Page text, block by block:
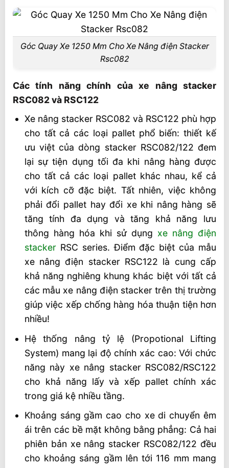
Thông số kỹ thuật xe nâng stacker RSC82
Kết luận về dòng xe nâng stacker RSC082
Góc Quay Xe 1250 Mm Cho Xe Nâng điện Stacker
Rsc082
Các tính năng chính của xe nâng stacker
RSC082 và RSC122
Xe nâng stacker RSC082 và RSC122 phù hợp
cho tất cả các loại pallet phổ biến: thiết kế
ưu việt của dòng stacker RSC082/122 đem
lại sự tiện dụng tối đa khi nâng hàng được
cho tất cả các loại pallet khác nhau, kể cả
với kích cỡ đặc biệt. Tất nhiên, việc không
phải đổi pallet hay đổi xe khi nâng hàng sẽ
tăng tính đa dụng và tăng khả năng lưu
thông hàng hóa khi sử dụng xe nâng điện
stackerRSC series. Điểm đặc biệt của mẫu
xe nâng điện stacker RSC122 là cung cấp
khả năng nghiêng khung khác biệt với tất cả
các mẫu xe nâng điện stacker trên thị trường
giúp việc xếp chống hàng hóa thuận tiện hơn
nhiều!
Hệ thống nâng tỷ lệ (Propotional Lifting
System) mang lại độ chính xác cao: Với chức
năng này xe nâng stacker RSC082/RSC122
cho khả năng lấy và xếp pallet chính xác
trong giá kệ nhiều tầng.
Khoảng sáng gầm cao cho xe di chuyển êm
ái trên các bề mặt không bằng phẳng: Cả hai
phiên bản xe nâng stacker RSC082/122 đều
cho khoảng sáng gầm lên tới 116 mm mang